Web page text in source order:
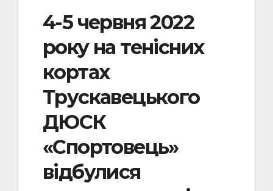
4-5 червня 2022
року на тенісних
кортах
Трускавецького
ДЮСК
«Спортовець»
відбулися